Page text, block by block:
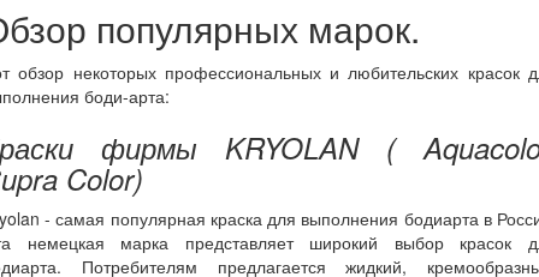
популярных марок.
обзор некоторых профессиональных и любительских красок
боди-арта:
фирмы KRYOLAN (
Color)
- самая популярная краска для выполнения бодиарта в
немецкая марка представляет широкий выбор красок
Потребителям предлагается жидкий,